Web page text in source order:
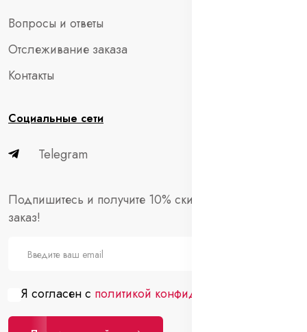
Вопросы и ответы
Отслеживание заказа
Контакты
Социальные сети
Telegram
Подпишитесь и получите 10% скидки на первый
заказ!
Я согласен с политикой конфиденциальности